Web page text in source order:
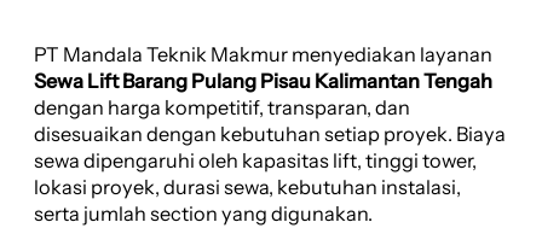
PT Mandala Teknik Makmur menyediakan layanan
Sewa Lift Barang Pulang Pisau Kalimantan Tengah
dengan harga kompetitif, transparan, dan
disesuaikan dengan kebutuhan setiap proyek. Biaya
sewa dipengaruhi oleh kapasitas lift, tinggi tower,
lokasi proyek, durasi sewa, kebutuhan instalasi,
serta jumlah section yang digunakan.